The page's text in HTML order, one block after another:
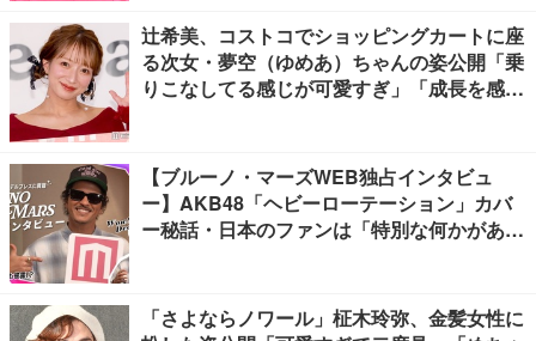
辻希美、コストコでショッピングカートに座
る次女・夢空（ゆめあ）ちゃんの姿公開「乗
りこなしてる感じが可愛すぎ」「成長を感じ
【ブルーノ・マーズWEB独占インタビュ
ー】AKB48「ヘビーローテーション」カバ
ー秘話・日本のファンは「特別な何かがあ
「さよならノワール」柾木玲弥、金髪女性に